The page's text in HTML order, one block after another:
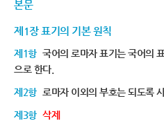
본문
제1장 표기의 기본 원칙
제1항 국어의 로마자 표기는 국어의
으로 한다.
제2항 로마자 이외의 부호는 되도록
제3항 삭제